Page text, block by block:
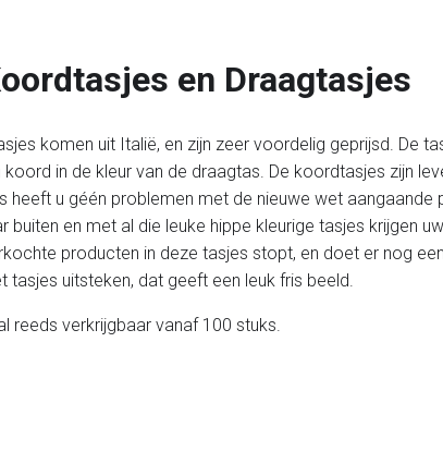
en Draagtasjes
komen uit Italië, en zijn zeer voordelig geprijsd. De
in de kleur van de draagtas. De koordtasjes zijn
heeft u géén problemen met de nieuwe wet
buiten en met al die leuke hippe kleurige tasjes krijgen
producten in deze tasjes stopt, en doet er nog
tasjes uitsteken, dat geeft een leuk fris beeld.
reeds verkrijgbaar vanaf 100 stuks.